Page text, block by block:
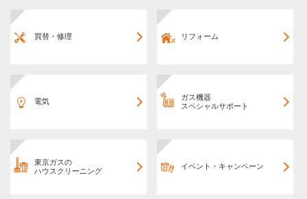
買替・修理 リフォーム
電気
ガス機器
スペシャルサポート
東京ガスの
ハウスクリーニング
イベント・キャンペーン